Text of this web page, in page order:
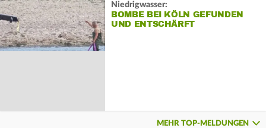
Niedrigwasser:
BOMBE BEI KÖLN GEFUNDEN
UND ENTSCHÄRFT
MEHR TOP-MELDUNGEN